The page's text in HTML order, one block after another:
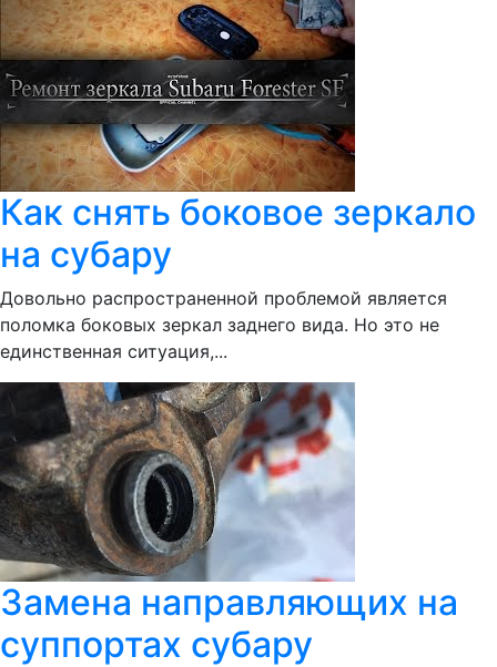
Как снять боковое зеркало
на субару
Довольно распространенной проблемой является
поломка боковых зеркал заднего вида. Но это не
единственная ситуация,...
Замена направляющих на
суппортах субару